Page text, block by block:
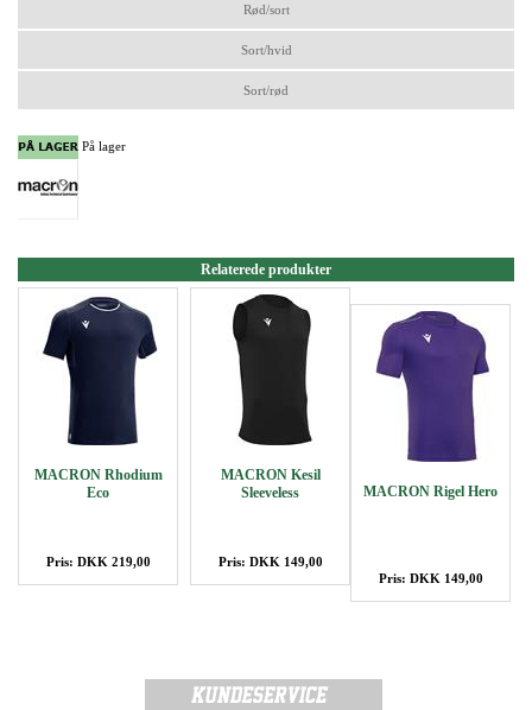
Rød/sort
Sort/hvid
Sort/rød
På lager
Relaterede produkter
MACRON Rhodium
Eco
Pris: DKK 219,00
MACRON Kesil
Sleeveless
Pris: DKK 149,00
MACRON Rigel Hero
Pris: DKK 149,00